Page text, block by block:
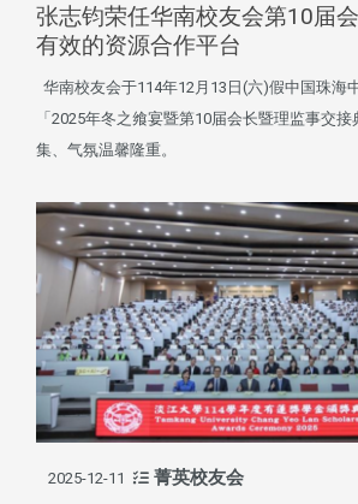
张志钧荣任华南校友会第10届
有效的资源合作平台
华南校友会于114年12月13日(六)假中国珠海
「2025年冬之飨宴暨第10届会长暨理监事交
集、气氛温馨隆重。
2025-12-11 菁英校友会